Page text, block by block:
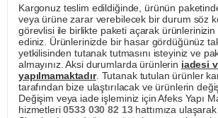
Kargonuz teslim edildiğinde, ürünün
veya ürüne zarar verebilecek bir durum söz
görevlisi ile birlikte paketi açarak
ediniz. Ürünlerinizde bir hasar gördüğünüz
yetkilisinden tutanak tutmasını isteyiniz ve
almayınız. Aksi durumlarda ürünlerin iadesi
yapılmamaktadır. Tutanak tutulan ürünler
tarafından bize ulaştırılacak ve ürünlerin
Değişim veya iade işleminiz için Afeks Yapı
hizmetleri0533 030 82 13hattımıza